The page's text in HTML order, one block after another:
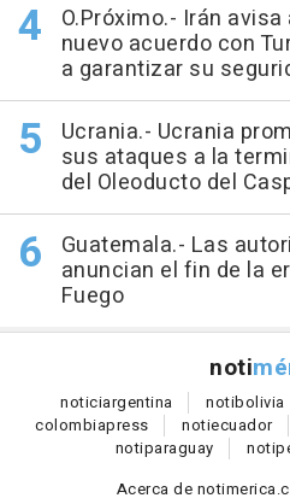
O.Próximo.- Irán
nuevo acuerdo con
a garantizar su
Ucrania.- Ucrania
sus ataques a la
del Oleoducto del
Guatemala.- Las
anuncian el fin de la
Fuego
noti
noticiargentina notibolivia
colombiapress notiecuador
notiparaguay noti
Acerca de